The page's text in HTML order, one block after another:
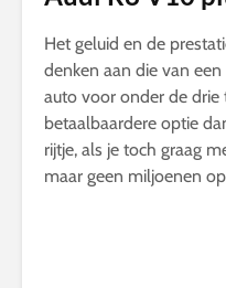
Het geluid en de
denken aan die van
auto voor onder de drie
betaalbaardere optie
rijtje, als je toch graag
maar geen miljoenen